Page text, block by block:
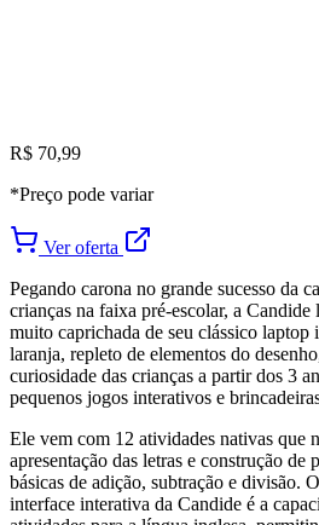
R$ 70,99
*Preço pode variar
Ver oferta
Pegando carona no grande sucesso da
crianças na faixa pré-escolar, a Candide
muito caprichada de seu clássico
laranja, repleto de elementos do
curiosidade das crianças a partir dos 3
pequenos jogos interativos e
Ele vem com 12 atividades nativas que
apresentação das letras e construção de
básicas de adição, subtração e divisão.
interface interativa da Candide é a